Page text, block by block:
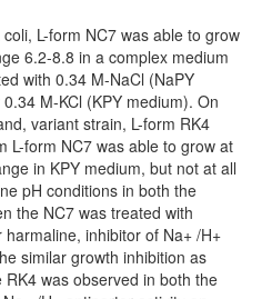
L-form NC7 was able to grow
6.2-8.8 in a complex medium
with 0.34 M-NaCl (NaPY
M-KCl (KPY medium). On
variant strain, L-form RK4
L-form NC7 was able to grow at
in KPY medium, but not at all
pH conditions in both the
the NC7 was treated with
harmaline, inhibitor of Na+ /H+
similar growth inhibition as
RK4 was observed in both the